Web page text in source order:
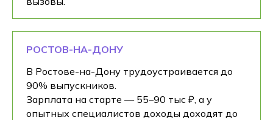
РОСТОВ-НА-ДОНУ
В Ростове-на-Дону трудоустраивается до
90% выпускников.
Зарплата на старте — 55–90 тыс ₽, а у
опытных специалистов доходы доходят до